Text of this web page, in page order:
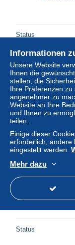
Status
030121D -
ticket
Status
Informationen
Unsere Website
Ihnen die
stellen, die
Ihre Präferenzen
angenehmer zu
Website an Ihre
und Ihnen zu
teilen.
Einige dieser
erforderlich, andere
eingestellt werden.
Mehr dazu